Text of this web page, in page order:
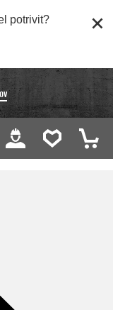
potrivit?